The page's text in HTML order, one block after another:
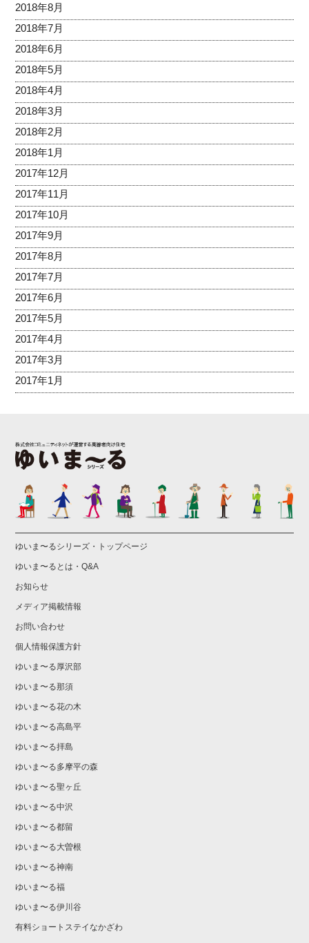
2018年8月
2018年7月
2018年6月
2018年5月
2018年4月
2018年3月
2018年2月
2018年1月
2017年12月
2017年11月
2017年10月
2017年9月
2017年8月
2017年7月
2017年6月
2017年5月
2017年4月
2017年3月
2017年1月
ゆいま〜るシリーズ・トップページ
ゆいま〜るとは・Q&A
お知らせ
メディア掲載情報
お問い合わせ
個人情報保護方針
ゆいま〜る厚沢部
ゆいま〜る那須
ゆいま〜る花の木
ゆいま〜る高島平
ゆいま〜る拝島
ゆいま〜る多摩平の森
ゆいま〜る聖ヶ丘
ゆいま〜る中沢
ゆいま〜る都留
ゆいま〜る大曽根
ゆいま〜る神南
ゆいま〜る福
ゆいま〜る伊川谷
有料ショートステイなかざわ